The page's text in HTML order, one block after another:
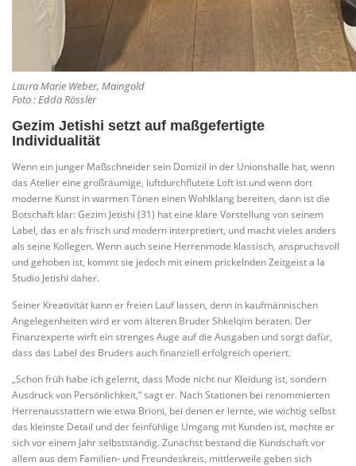
Laura Marie Weber, Maingold
Foto : Edda Rössler
Gezim Jetishi setzt auf maßgefertigte
Individualität
Wenn ein junger Maßschneider sein Domizil in der Unionshalle hat, wenn
das Atelier eine großräumige, luftdurchflutete Loft ist und wenn dort
moderne Kunst in warmen Tönen einen Wohlklang bereiten, dann ist die
Botschaft klar: Gezim Jetishi (31) hat eine klare Vorstellung von seinem
Label, das er als frisch und modern interpretiert, und macht vieles anders
als seine Kollegen. Wenn auch seine Herrenmode klassisch, anspruchsvoll
und gehoben ist, kommt sie jedoch mit einem prickelnden Zeitgeist a la
Studio Jetishi daher.
Seiner Kreativität kann er freien Lauf lassen, denn in kaufmännischen
Angelegenheiten wird er vom älteren Bruder Shkelqim beraten. Der
Finanzexperte wirft ein strenges Auge auf die Ausgaben und sorgt dafür,
dass das Label des Bruders auch finanziell erfolgreich operiert.
„Schon früh habe ich gelernt, dass Mode nicht nur Kleidung ist, sondern
Ausdruck von Persönlichkeit,“ sagt er. Nach Stationen bei renommierten
Herrenausstattern wie etwa Brioni, bei denen er lernte, wie wichtig selbst
das kleinste Detail und der feinfühlige Umgang mit Kunden ist, machte er
sich vor einem Jahr selbstständig. Zunächst bestand die Kundschaft vor
allem aus dem Familien- und Freundeskreis, mittlerweile geben sich